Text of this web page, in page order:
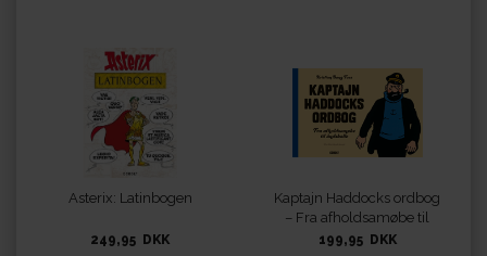
Asterix: Latinbogen
249,95 DKK
Kaptajn Haddocks ordbog
– Fra afholdsamøbe til
åndsbolle
199,95 DKK